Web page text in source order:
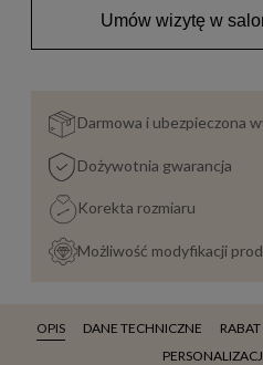
Umów wizytę w
Darmowa i ubezpieczona
Dożywotnia gwarancja
Korekta rozmiaru
Możliwość modyfikacji
OPIS DANE TECHNICZNE